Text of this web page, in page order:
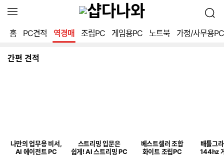
역
열
기
검
색
홈
PC견적 역경매 조립PC 게임용PC 노트북 가정/사무용PC
간편 견적
나만의 업무용 비서,
AI 에이전트 PC
스트리밍 입문은
쉽게! AI 스트리밍 PC
베스트셀러 조합
화이트 조립PC
배틀그
144hz